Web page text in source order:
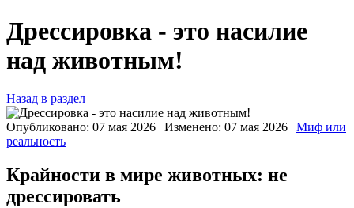
Дрессировка - это насилие
над животным!
Назад в раздел
Опубликовано: 07 мая 2026 | Изменено: 07 мая 2026 | Миф или
реальность
Крайности в мире животных: не
дрессировать